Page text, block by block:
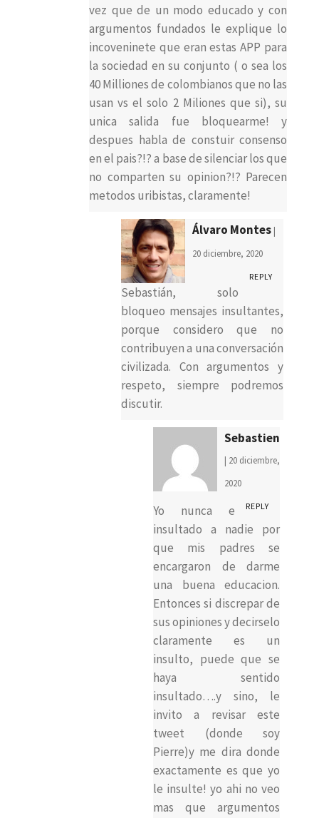
vez que de un modo educado y con
argumentos fundados le explique lo
incoveninete que eran estas APP para
la sociedad en su conjunto ( o sea los
40 Milliones de colombianos que no las
usan vs el solo 2 Miliones que si), su
unica salida fue bloquearme! y
despues habla de constuir consenso
en el pais?!? a base de silenciar los que
no comparten su opinion?!? Parecen
metodos uribistas, claramente!
Álvaro Montes |
20 diciembre, 2020
REPLY
Sebastián, solo
bloqueo mensajes insultantes,
porque considero que no
contribuyen a una conversación
civilizada. Con argumentos y
respeto, siempre podremos
discutir.
Sebastien
| 20 diciembre,
2020
REPLY
Yo nunca e
insultado a nadie por
que mis padres se
encargaron de darme
una buena educacion.
Entonces si discrepar de
sus opiniones y decirselo
claramente es un
insulto, puede que se
haya sentido
insultado….y sino, le
invito a revisar este
tweet (donde soy
Pierre)y me dira donde
exactamente es que yo
le insulte! yo ahi no veo
mas que argumentos